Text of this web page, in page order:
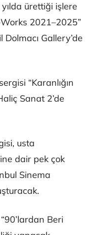
ürettiği işlere
2021–2025”
Gallery’de
“Karanlığın
Sanat 2’de
usta
dair pek çok
Sinema
Beri